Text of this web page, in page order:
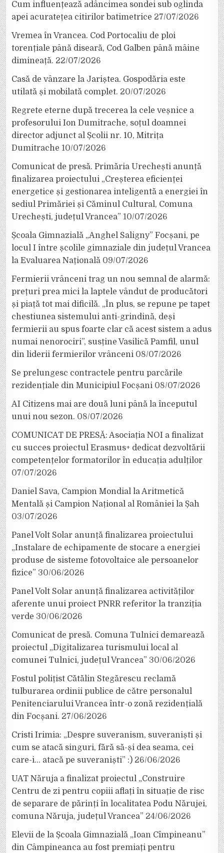
Cum influențează adâncimea sondei sub oglinda
apei acuratețea citirilor batimetrice 27/07/2026
Vremea în Vrancea. Cod Portocaliu de ploi
torențiale până diseară, Cod Galben până mâine
dimineață. 22/07/2026
Casă de vânzare la Jariștea. Gospodăria este
utilată și mobilată complet. 20/07/2026
Regrete eterne după trecerea la cele veșnice a
profesorului Ion Dumitrache, soțul doamnei
director adjunct al Școlii nr. 10, Mitrița
Dumitrache 10/07/2026
Comunicat de presă. Primăria Urechești anunță
finalizarea proiectului „Creșterea eficienței
energetice și gestionarea inteligentă a energiei în
sediul Primăriei și Căminul Cultural, Comuna
Urechești, județul Vrancea” 10/07/2026
Școala Gimnazială „Anghel Saligny” Focșani, pe
locul I între școlile gimnaziale din județul Vrancea
la Evaluarea Națională 09/07/2026
Fermierii vrânceni trag un nou semnal de alarmă:
prețuri prea mici la laptele vândut de producători
și piață tot mai dificilă. „În plus, se repune pe tapet
chestiunea sistemului anti-grindină, deși
fermierii au spus foarte clar că acest sistem a adus
numai nenorociri”, susține Vasilică Pamfil, unul
din liderii fermierilor vrânceni 08/07/2026
Se prelungesc contractele pentru parcările
rezidențiale din Municipiul Focșani 08/07/2026
AI Citizens mai are două luni până la începutul
unui nou sezon. 08/07/2026
COMUNICAT DE PRESĂ: Asociația NOI a finalizat
cu succes proiectul Erasmus+ dedicat dezvoltării
competențelor formatorilor în educația adulților
07/07/2026
Daniel Sava, Campion Mondial la Aritmetică
Mentală și Campion Național al României la Șah
03/07/2026
Panel Volt Solar anunță finalizarea proiectului
„Instalare de echipamente de stocare a energiei
produse de sisteme fotovoltaice ale persoanelor
fizice” 30/06/2026
Panel Volt Solar anunță finalizarea activităților
aferente unui proiect PNRR referitor la tranziția
verde 30/06/2026
Comunicat de presă. Comuna Tulnici demarează
proiectul „Digitalizarea turismului local al
comunei Tulnici, județul Vrancea” 30/06/2026
Fostul polițist Cătălin Stegărescu reclamă
tulburarea ordinii publice de către personalul
Penitenciarului Vrancea într-o zonă rezidențială
din Focșani. 27/06/2026
Cristi Irimia: „Despre suveranism, suveraniști și
cum se atacă singuri, fără să-și dea seama, cei
care-i… atacă pe suveraniști” :) 26/06/2026
UAT Năruja a finalizat proiectul „Construire
Centru de zi pentru copiii aflați în situație de risc
de separare de părinți în localitatea Podu Nărujei,
comuna Năruja, județul Vrancea” 24/06/2026
Elevii de la Școala Gimnazială „Ioan Cîmpineanu”
din Câmpineanca au fost premiați pentru